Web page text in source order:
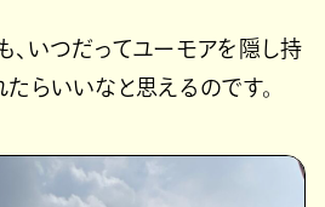
、いつだってユーモアを隠し持
らいいなと思えるのです。